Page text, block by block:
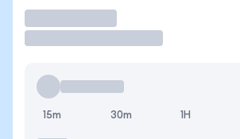
15m 30m 1H